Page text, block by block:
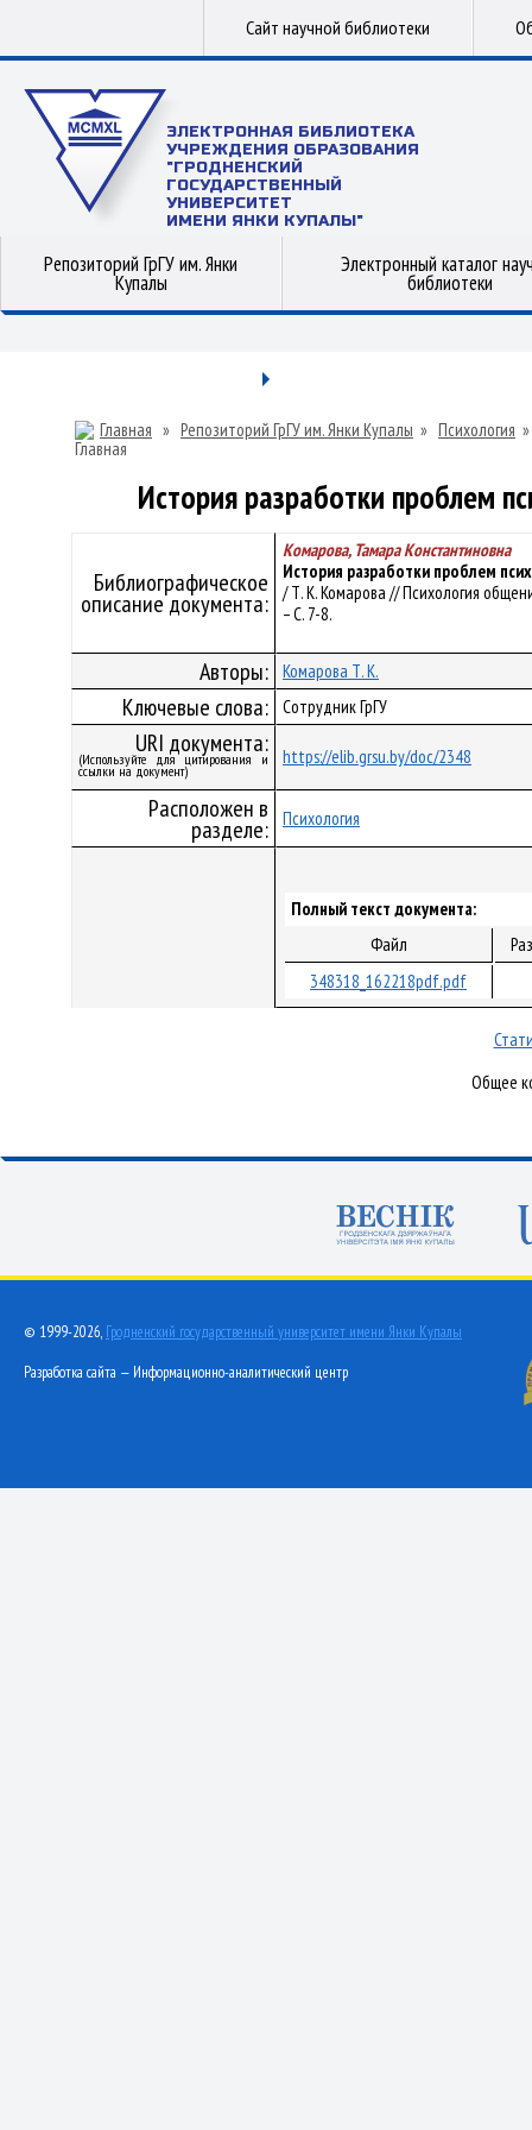
Сайт научной библиотеки
ЭЛЕКТРОННАЯ БИБЛИОТЕКА
УЧРЕЖДЕНИЯ ОБРАЗОВАНИЯ
"ГРОДНЕНСКИЙ
ГОСУДАРСТВЕННЫЙ
УНИВЕРСИТЕТ
ИМЕНИ ЯНКИ КУПАЛЫ"
Репозиторий ГрГУ им. Янки
Купалы
Электронный каталог
библиотеки
Главная » Репозиторий ГрГУ им. Янки Купалы » Психология »
История разработки проблем
Библиографическое
описание документа:
Комарова, Тамара Константиновна
История разработки проблем
/ Т. К. Комарова // Психология
– С. 7-8.
Авторы: Комарова Т. К.
Ключевые слова: Сотрудник ГрГУ
URI документа:
(Используйте для цитирования и
ссылки на документ)
https://elib.grsu.by/doc/2348
Расположен в
разделе: Психология
Полный текст документа:
Файл
348318_162218pdf.pdf
Общее
© 1999-2026, Гродненский государственный университет имени Янки Купалы
Разработка сайта — Информационно-аналитический центр